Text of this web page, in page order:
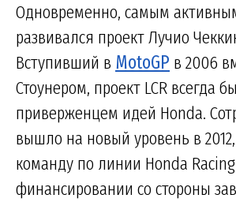
Одновременно, самым
развивался проект Лучио
Вступивший в MotoGP в 2006
Стоунером, проект LCR всегда
приверженцем идей Honda.
вышло на новый уровень в
команду по линии Honda
финансировании со стороны